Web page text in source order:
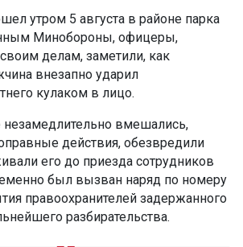
утром 5 августа в районе парка
Минобороны, офицеры,
делам, заметили, как
внезапно ударил
кулаком в лицо.
вмешались,
действия, обезвредили
его до приезда сотрудников
был вызван наряд по номеру
правоохранителей задержанного
разбирательства.